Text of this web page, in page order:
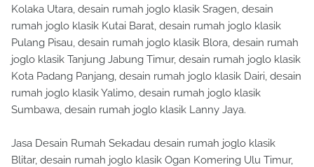
Kolaka Utara, desain rumah joglo klasik Sragen, desain
rumah joglo klasik Kutai Barat, desain rumah joglo klasik
Pulang Pisau, desain rumah joglo klasik Blora, desain rumah
joglo klasik Tanjung Jabung Timur, desain rumah joglo klasik
Kota Padang Panjang, desain rumah joglo klasik Dairi, desain
rumah joglo klasik Yalimo, desain rumah joglo klasik
Sumbawa, desain rumah joglo klasik Lanny Jaya.
Jasa Desain Rumah Sekadau desain rumah joglo klasik
Blitar, desain rumah joglo klasik Ogan Komering Ulu Timur,